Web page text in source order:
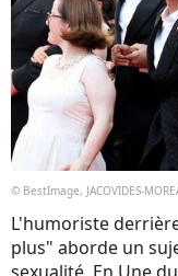
© BestImage, JACOVIDES-
L'humoriste
plus" aborde un